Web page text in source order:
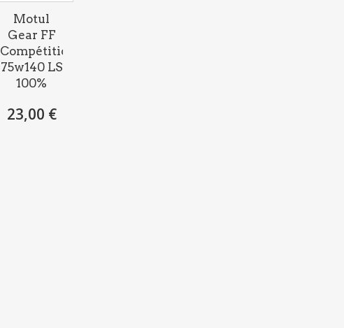
Motul
Gear FF
Compétition
75w140 LS
100%
23,00 €